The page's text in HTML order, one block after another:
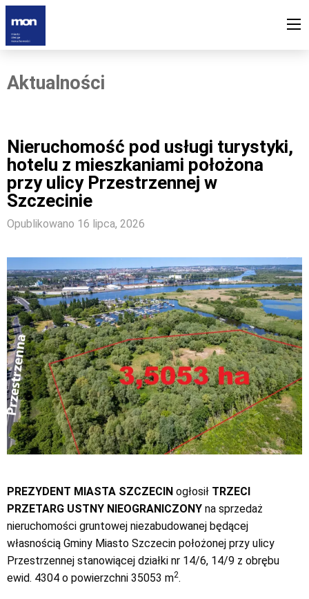
Aktualności
Nieruchomość pod usługi turystyki,
hotelu z mieszkaniami położona
przy ulicy Przestrzennej w
Szczecinie
Opublikowano 16 lipca, 2026
PREZYDENT MIASTA SZCZECIN ogłosił TRZECI
PRZETARG USTNY NIEOGRANICZONY na sprzedaż
nieruchomości gruntowej niezabudowanej będącej
własnością Gminy Miasto Szczecin położonej przy ulicy
Przestrzennej stanowiącej działki nr 14/6, 14/9 z obrębu
ewid. 4304 o powierzchni 35053 m2.